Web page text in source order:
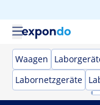
Waagen
Labornetzgeräte